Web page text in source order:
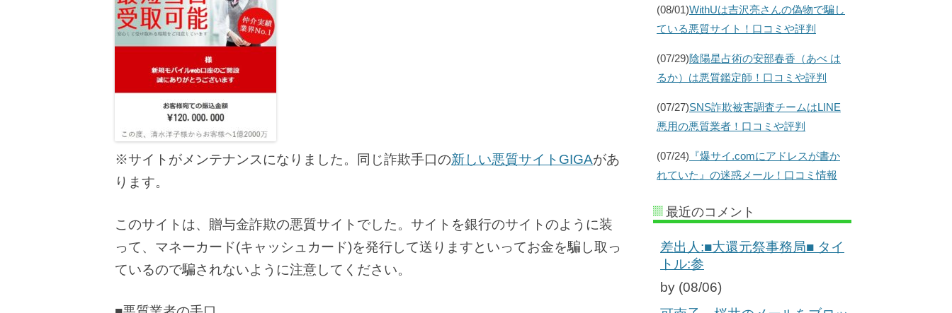
※サイトがメンテナンスになりました。同じ詐欺手口の新しい悪質サイトGIGAがあ
ります。
このサイトは、贈与金詐欺の悪質サイトでした。サイトを銀行のサイトのように装
って、マネーカード(キャッシュカード)を発行して送りますといってお金を騙し取っ
ているので騙されないように注意してください。
(08/01)WithUは吉沢亮さんの偽物で騙し
ている悪質サイト！口コミや評判
(07/29)陰陽星占術の安部春香（あべ は
るか）は悪質鑑定師！口コミや評判
(07/27)SNS詐欺被害調査チームはLINE
悪用の悪質業者！口コミや評判
(07/24) 『爆サイ.comにアドレスが書か
れていた』の迷惑メール！口コミ情報
最近のコメント
差出人:■大還元祭事務局■ タイ
トル:参
by (08/06)